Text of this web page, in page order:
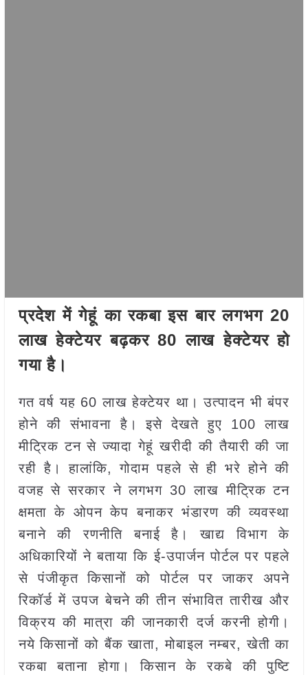
प्रदेश में गेहूं का रकबा इस बार लगभग 20
लाख हेक्टेयर बढ़कर 80 लाख हेक्टेयर हो
गया है।
गत वर्ष यह 60 लाख हेक्टेयर था। उत्पादन भी बंपर
होने की संभावना है। इसे देखते हुए 100 लाख
मीट्रिक टन से ज्यादा गेहूं खरीदी की तैयारी की जा
रही है। हालांकि, गोदाम पहले से ही भरे होने की
वजह से सरकार ने लगभग 30 लाख मीट्रिक टन
क्षमता के ओपन केप बनाकर भंडारण की व्यवस्था
बनाने की रणनीति बनाई है। खाद्य विभाग के
अधिकारियों ने बताया कि ई-उपार्जन पोर्टल पर पहले
से पंजीकृत किसानों को पोर्टल पर जाकर अपने
रिकॉर्ड में उपज बेचने की तीन संभावित तारीख और
विक्रय की मात्रा की जानकारी दर्ज करनी होगी।
नये किसानों को बैंक खाता, मोबाइल नम्बर, खेती का
रकबा बताना होगा। किसान के रकबे की पुष्टि